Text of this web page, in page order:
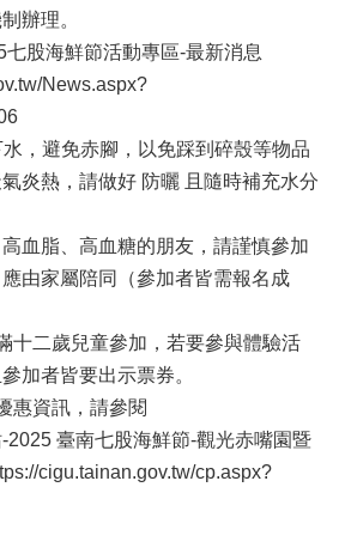
辦理。
股海鮮節活動專區-最新消息
News.aspx?
，避免赤腳，以免踩到碎殼等物品
炎熱，請做好 防曬 且隨時補充水分
血脂、高血糖的朋友，請謹慎參加
由家屬陪同（參加者皆需報名成
十二歲兒童參加，若要參與體驗活
加者皆要出示票券。
惠資訊，請參閱
2025 臺南七股海鮮節-觀光赤嘴園暨
cigu.tainan.gov.tw/cp.aspx?